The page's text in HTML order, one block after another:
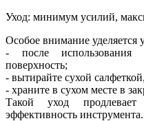
Уход: минимум усилий,
Особое внимание уделяется
- после использования
поверхность;
- вытирайте сухой
- храните в сухом месте в
Такой уход
эффективность инструмента.